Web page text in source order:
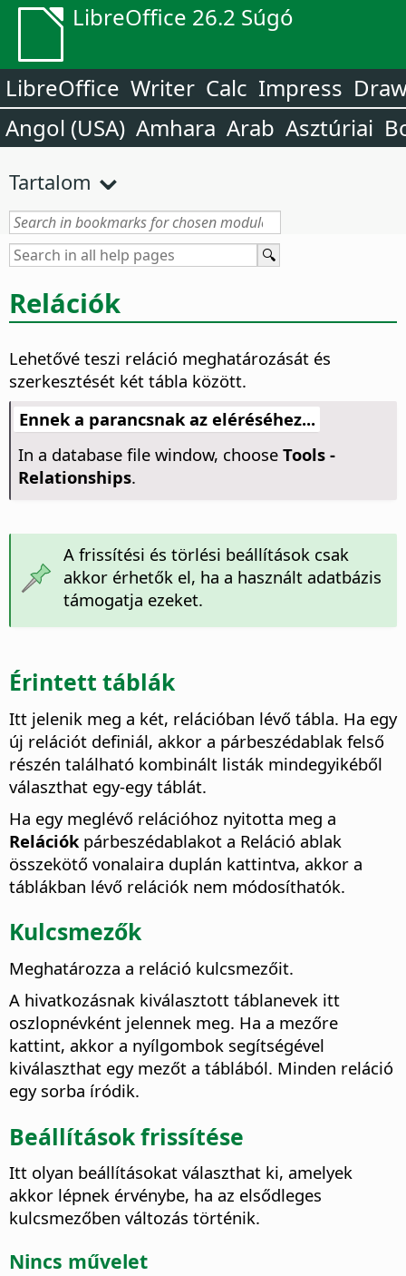
LibreOffice 26.2 Súgó
LibreOffice Writer Calc Impress
Angol (USA) Amhara Arab Asztúriai
Tartalom
Relációk
Lehetővé teszi reláció meghatározását és
szerkesztését két tábla között.
Ennek a parancsnak az eléréséhez...
In a database file window, choose Tools -
Relationships.
A frissítési és törlési beállítások csak
akkor érhetők el, ha a használt adatbázis
támogatja ezeket.
Érintett táblák
Itt jelenik meg a két, relációban lévő tábla. Ha egy
új relációt definiál, akkor a párbeszédablak felső
részén található kombinált listák mindegyikéből
választhat egy-egy táblát.
Ha egy meglévő relációhoz nyitotta meg a
Relációk párbeszédablakot a Reláció ablak
összekötő vonalaira duplán kattintva, akkor a
táblákban lévő relációk nem módosíthatók.
Kulcsmezők
Meghatározza a reláció kulcsmezőit.
A hivatkozásnak kiválasztott táblanevek itt
oszlopnévként jelennek meg. Ha a mezőre
kattint, akkor a nyílgombok segítségével
kiválaszthat egy mezőt a táblából. Minden reláció
egy sorba íródik.
Beállítások frissítése
Itt olyan beállításokat választhat ki, amelyek
akkor lépnek érvénybe, ha az elsődleges
kulcsmezőben változás történik.
Nincs művelet